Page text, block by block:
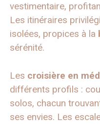
vestimentaire,
Les itinéraires
isolées, propices à la
sérénité.
Les croisière en
différents profils :
solos, chacun
ses envies. Les